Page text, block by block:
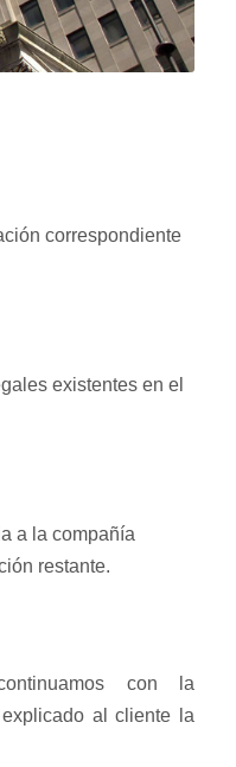
correspondiente
existentes en el
a la compañía
restante.
con la
al cliente la